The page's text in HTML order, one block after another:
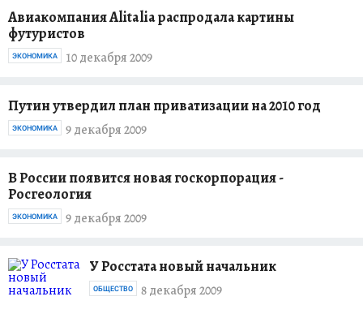
Авиакомпания Alitalia распродала картины
футуристов
10 декабря 2009
ЭКОНОМИКА
Путин утвердил план приватизации на 2010 год
9 декабря 2009
ЭКОНОМИКА
В России появится новая госкорпорация -
Росгеология
9 декабря 2009
ЭКОНОМИКА
У Росстата новый начальник
8 декабря 2009
ОБЩЕСТВО